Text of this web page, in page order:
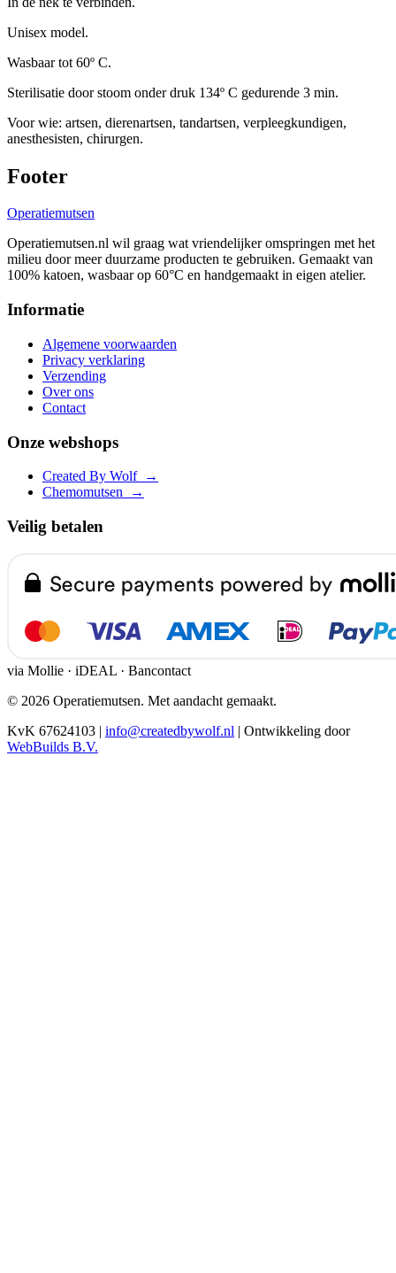
Unisex model.
Wasbaar tot 60º C.
Sterilisatie door stoom onder druk 134º C gedurende 3 min.
Voor wie: artsen, dierenartsen, tandartsen, verpleegkundigen,
anesthesisten, chirurgen.
Footer
Operatiemutsen
Operatiemutsen.nl wil graag wat vriendelijker omspringen met het
milieu door meer duurzame producten te gebruiken. Gemaakt van
100% katoen, wasbaar op 60°C en handgemaakt in eigen atelier.
Informatie
Algemene voorwaarden
Privacy verklaring
Verzending
Over ons
Contact
Onze webshops
Created By Wolf →
Chemomutsen
→
Veilig betalen
via Mollie · iDEAL · Bancontact
© 2026 Operatiemutsen. Met aandacht gemaakt.
KvK 67624103 | info@createdbywolf.nl | Ontwikkeling door
WebBuilds B.V.